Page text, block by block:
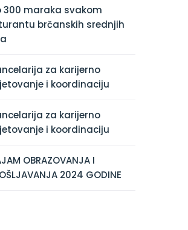
300 maraka svakom
brčanskih srednjih
za karijerno
i koordinaciju
za karijerno
i koordinaciju
OBRAZOVANJA I
2024 GODINE